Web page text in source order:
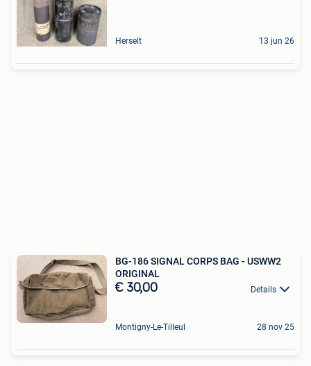
Herselt 13 jun 26
BG-186 SIGNAL CORPS BAG - USWW2
ORIGINAL
€ 30,00 Details
Montigny-Le-Tilleul 28 nov 25